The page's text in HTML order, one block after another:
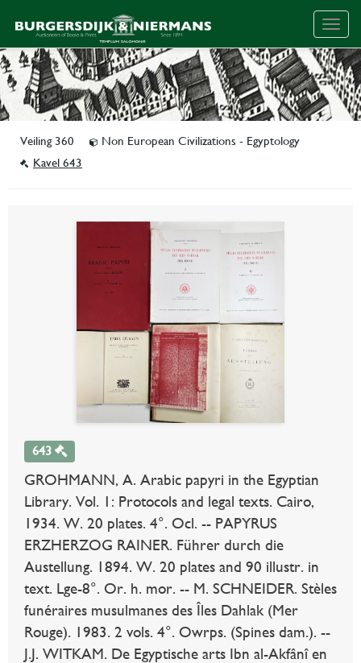
Veiling 360
Non European Civilizations - Egyptology
Kavel 643
643
GROHMANN, A. Arabic papyri in the Egyptian
Library. Vol. 1: Protocols and legal texts. Cairo,
1934. W. 20 plates. 4°. Ocl. -- PAPYRUS
ERZHERZOG RAINER. Führer durch die
Austellung. 1894. W. 20 plates and 90 illustr. in
text. Lge-8°. Or. h. mor. -- M. SCHNEIDER. Stèles
funéraires musulmanes des Îles Dahlak (Mer
Rouge). 1983. 2 vols. 4°. Owrps. (Spines dam.). --
J.J. WITKAM. De Egyptische arts Ibn al-Akfânî en